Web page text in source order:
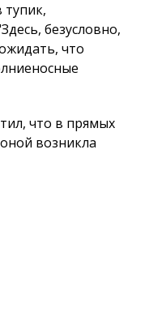
безусловно,
что
что в прямых
возникла